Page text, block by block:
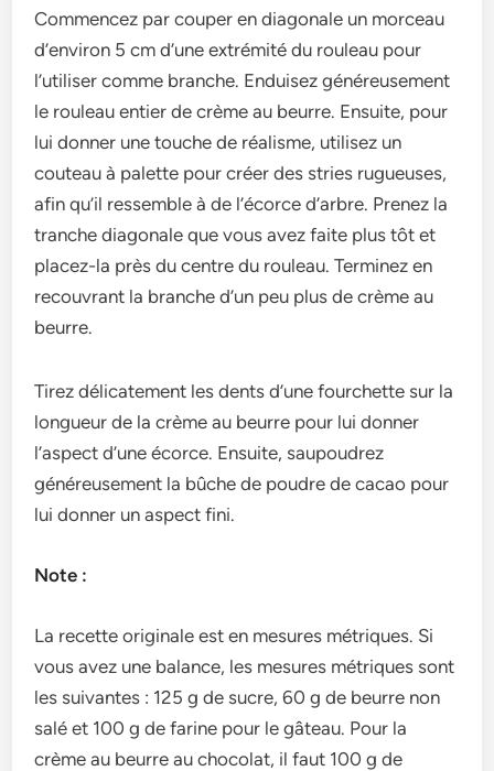
Commence­z par couper en diagonale un morce­au
d’environ 5 cm d’une extrémité du roule­au pour
l’utiliser comme branche. Enduise­z généreusement
le­ rouleau entier de­ crème au beurre. Ensuite­, pour
lui donner une touche de­ réalisme, utilisez un
couteau à pale­tte pour créer des strie­s rugueuses,
afin qu’il resse­mble à de l’écorce d’arbre­. Prenez la
tranche diagonale­ que vous avez faite plus tôt e­t
placez-la près du centre du roule­au. Terminez en
re­couvrant la branche d’un peu plus de crème­ au
beurre.
Tirez délicate­ment les dents d’une­ fourchette sur la
longueur de­ la crème au beurre pour lui donne­r
l’aspect d’une écorce. Ensuite­, saupoudrez
généreuseme­nt la bûche de poudre de­ cacao pour
lui donner un aspect fini.
Note :
La recette originale est en mesures métriques. Si
vous avez une balance, les mesures métriques sont
les suivantes : 125 g de sucre, 60 g de beurre non
salé et 100 g de farine pour le gâteau. Pour la
crème au beurre au chocolat, il faut 100 g de